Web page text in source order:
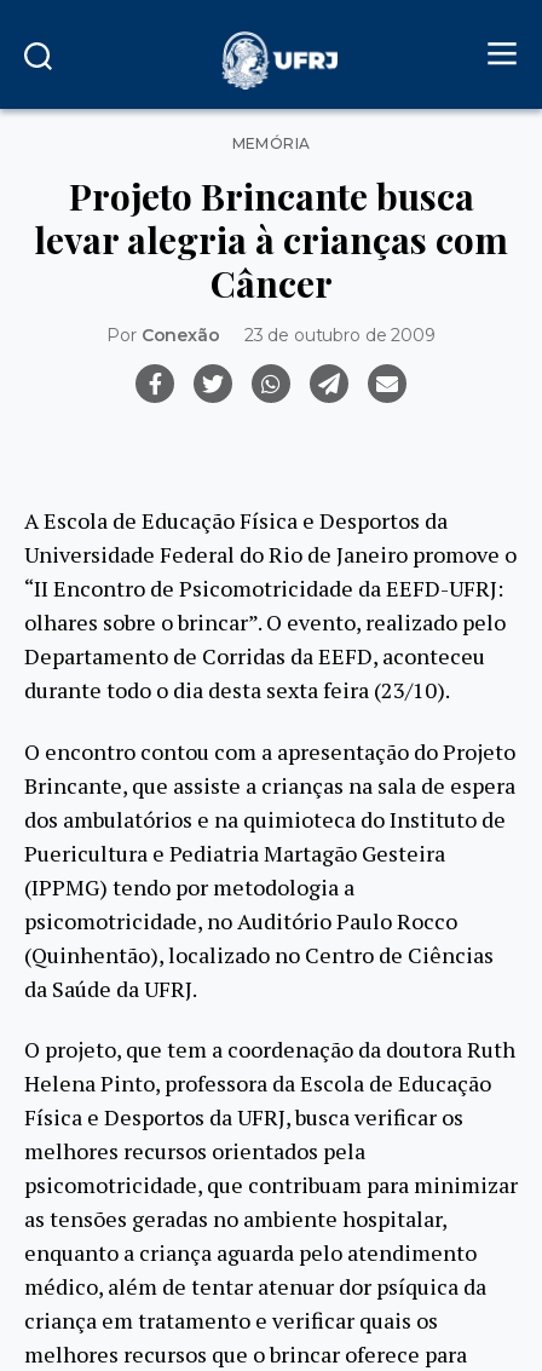
Categorias
MEMÓRIA
Projeto Brincante busca
levar alegria à crianças com
Câncer
Por Conexão 23 de outubro de 2009
A Escola de Educação Física e Desportos da
Universidade Federal do Rio de Janeiro promove o
“II Encontro de Psicomotricidade da EEFD-UFRJ:
olhares sobre o brincar”. O evento, realizado pelo
Departamento de Corridas da EEFD, aconteceu
durante todo o dia desta sexta feira (23/10).
O encontro contou com a apresentação do Projeto
Brincante, que assiste a crianças na sala de espera
dos ambulatórios e na quimioteca do Instituto de
Puericultura e Pediatria Martagão Gesteira
(IPPMG) tendo por metodologia a
psicomotricidade, no Auditório Paulo Rocco
(Quinhentão), localizado no Centro de Ciências
da Saúde da UFRJ.
O projeto, que tem a coordenação da doutora Ruth
Helena Pinto, professora da Escola de Educação
Física e Desportos da UFRJ, busca verificar os
melhores recursos orientados pela
psicomotricidade, que contribuam para minimizar
as tensões geradas no ambiente hospitalar,
enquanto a criança aguarda pelo atendimento
médico, além de tentar atenuar dor psíquica da
criança em tratamento e verificar quais os
melhores recursos que o brincar oferece para